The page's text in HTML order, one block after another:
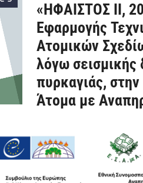
«ΗΦΑΙΣΤΟΣ ΙΙ,
Εφαρμογής
Ατομικών
λόγω σεισμικής
πυρκαγιάς,
Άτομα με